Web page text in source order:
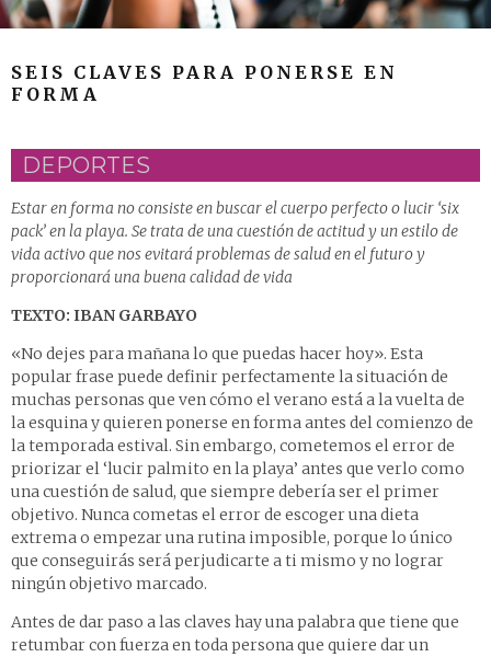
SEIS CLAVES PARA PONERSE EN
FORMA
DEPORTES
Estar en forma no consiste en buscar el cuerpo perfecto o lucir ‘six
pack’ en la playa. Se trata de una cuestión de actitud y un estilo de
vida activo que nos evitará problemas de salud en el futuro y
proporcionará una buena calidad de vida
TEXTO: IBAN GARBAYO
«No dejes para mañana lo que puedas hacer hoy». Esta
popular frase puede definir perfectamente la situación de
muchas personas que ven cómo el verano está a la vuelta de
la esquina y quieren ponerse en forma antes del comienzo de
la temporada estival. Sin embargo, cometemos el error de
priorizar el ‘lucir palmito en la playa’ antes que verlo como
una cuestión de salud, que siempre debería ser el primer
objetivo. Nunca cometas el error de escoger una dieta
extrema o empezar una rutina imposible, porque lo único
que conseguirás será perjudicarte a ti mismo y no lograr
ningún objetivo marcado.
Antes de dar paso a las claves hay una palabra que tiene que
retumbar con fuerza en toda persona que quiere dar un